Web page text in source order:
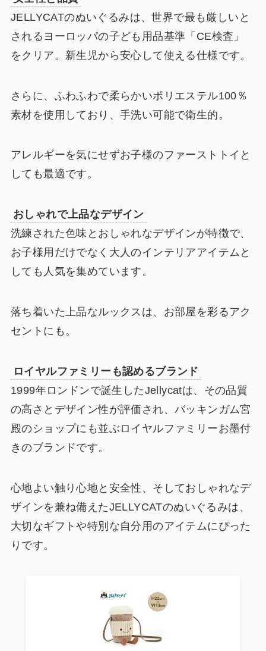
JELLYCATのぬいぐるみは、世界で最も厳しいと
されるヨーロッパの子ども用品基準「CE検査」
をクリア。新生児から安心して使える仕様です。
さらに、ふわふわで柔らかいポリエステル100％
素材を使用しており、手洗い可能で衛生的。
アレルギーを気にせずお子様のファーストトイと
しても最適です。
おしゃれで上品なデザイン
洗練された色味とおしゃれなデザインが特徴で、
お子様用だけでなく大人のインテリアアイテムと
しても人気を集めています。
落ち着いた上品なルックスは、お部屋を彩るアク
セントにも。
ロイヤルファミリーも認めるブランド
1999年ロンドンで誕生したJellycatは、その品質
の高さとデザイン性が評価され、バッキンガム宮
殿のショップにも並ぶロイヤルファミリーお墨付
きのブランドです。
心地よい触り心地と安全性、そしておしゃれなデ
ザインを兼ね備えたJELLYCATのぬいぐるみは、
大切なギフトや特別な自分用のアイテムにぴった
りです。